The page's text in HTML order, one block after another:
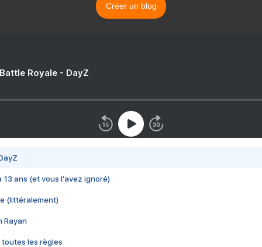
Créer un blog
Royale - DayZ
13 ans (et vous l'avez ignoré)
(littéralement)
Rayan
toutes les règles